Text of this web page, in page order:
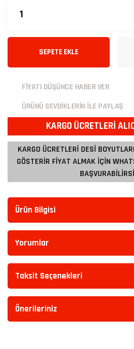
SEPETE EKLE
FİYATI DÜŞÜNCE HABER VER
ÜRÜNÜ SEVDİKLERİN İLE PAYLAŞ
KARGO ÜCRETLERİ
KARGO ÜCRETLERİ DESİ
GÖSTERİR FİYAT ALMAK İÇİN
Ürün Bilgisi
Yorumlar
Taksit Seçenekleri
Önerileriniz